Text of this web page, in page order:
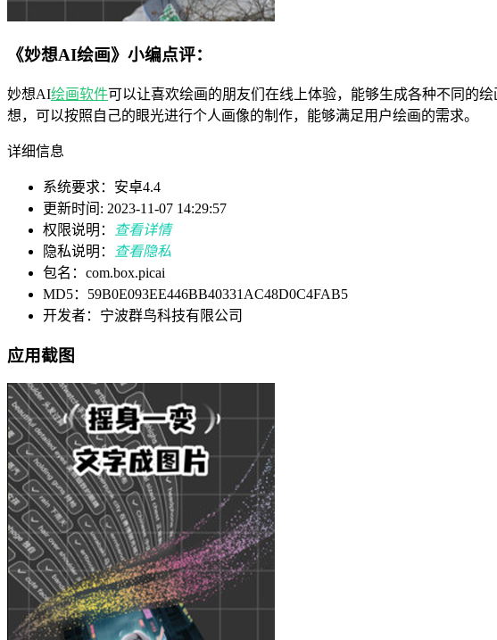
《妙想AI绘画》小编点评：
妙想AI绘画软件可以让喜欢绘画的朋友们在线上体验，能够生成各种不同的
想，可以按照自己的眼光进行个人画像的制作，能够满足用户绘画的需求。
详细信息
系统要求：安卓4.4
更新时间: 2023-11-07 14:29:57
权限说明：
查看详情
隐私说明：
查看隐私
包名：com.box.picai
MD5：59B0E093EE446BB40331AC48D0C4FAB5
开发者：宁波群鸟科技有限公司
应用截图